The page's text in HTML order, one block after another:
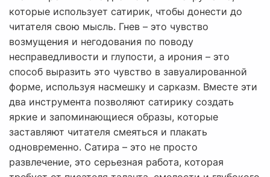
которые использует сатирик, чтобы донести до
читателя свою мысль. Гнев – это чувство
возмущения и негодования по поводу
несправедливости и глупости, а ирония – это
способ выразить это чувство в завуалированной
форме, используя насмешку и сарказм. Вместе эти
два инструмента позволяют сатирику создать
яркие и запоминающиеся образы, которые
заставляют читателя смеяться и плакать
одновременно. Сатира – это не просто
развлечение, это серьезная работа, которая